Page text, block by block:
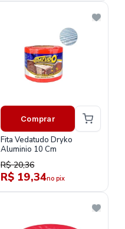
Comprar
Fita Vedatudo Dryko
Aluminio 10 Cm
R$ 20,36
R$ 19,34no pix